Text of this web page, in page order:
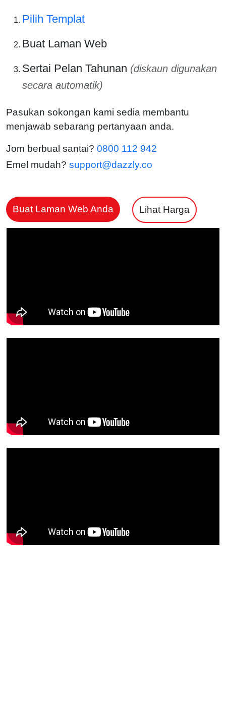
Pilih Templat
Buat Laman Web
Sertai Pelan Tahunan (diskaun digunakan
secara automatik)
Pasukan sokongan kami sedia membantu
menjawab sebarang pertanyaan anda.
Jom berbual santai? 0800 112 942
Emel mudah? support@dazzly.co
Buat Laman Web Anda Lihat Harga